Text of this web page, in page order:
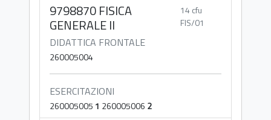
9798870 FISICA
GENERALE II
14 cfu
FIS/01
DIDATTICA FRONTALE
260005004
ESERCITAZIONI
260005005 1 260005006 2